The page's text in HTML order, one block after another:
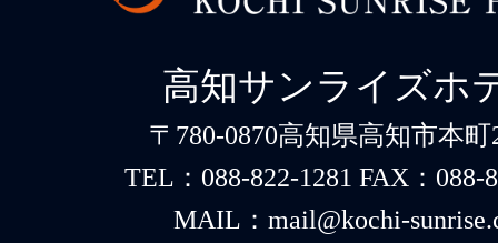
高知サンライズホ
〒780-0870高知県高知市本町
TEL：088-822-1281 FAX：088-
MAIL：mail@kochi-